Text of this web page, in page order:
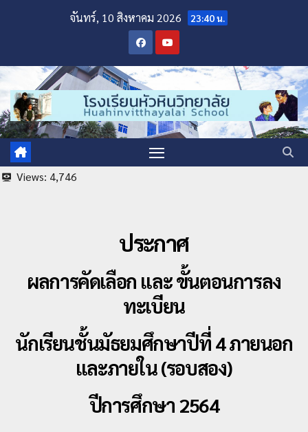
จันทร์, 10 สิงหาคม 2026 23:40 น.
Views: 4,746
ประกาศ
ผลการคัดเลือก และขั้นตอนการลง
ทะเบียน
นักเรียนชั้นมัธยมศึกษาปีที่ 4 ภายนอก
และภายใน (รอบสอง)
ปีการศึกษา 2564